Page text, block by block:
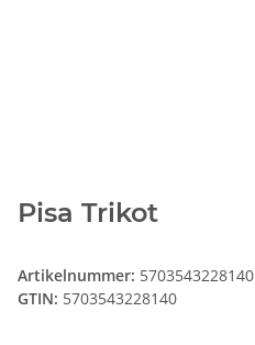
Pisa Trikot
Artikelnummer: 5703543228140
GTIN: 5703543228140